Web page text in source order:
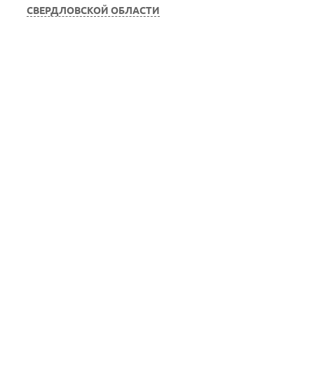
СВЕРДЛОВСКОЙ ОБЛАСТИ